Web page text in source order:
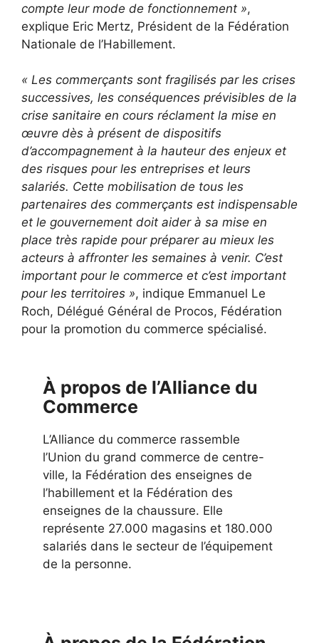
compte leur mode de fonctionnement »,
explique Eric Mertz, Président de la Fédération
Nationale de l’Habillement.
« Les commerçants sont fragilisés par les crises
successives, les conséquences prévisibles de la
crise sanitaire en cours réclament la mise en
œuvre dès à présent de dispositifs
d’accompagnement à la hauteur des enjeux et
des risques pour les entreprises et leurs
salariés. Cette mobilisation de tous les
partenaires des commerçants est indispensable
et le gouvernement doit aider à sa mise en
place très rapide pour préparer au mieux les
acteurs à affronter les semaines à venir. C’est
important pour le commerce et c’est important
pour les territoires », indique Emmanuel Le
Roch, Délégué Général de Procos, Fédération
pour la promotion du commerce spécialisé.
À propos de l’Alliance du
Commerce
L’Alliance du commerce rassemble
l’Union du grand commerce de centre-
ville, la Fédération des enseignes de
l’habillement et la Fédération des
enseignes de la chaussure. Elle
représente 27.000 magasins et 180.000
salariés dans le secteur de l’équipement
de la personne.